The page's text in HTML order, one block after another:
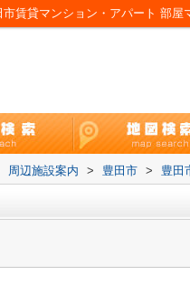
周辺施設案内 > 豊田市 > 豊田